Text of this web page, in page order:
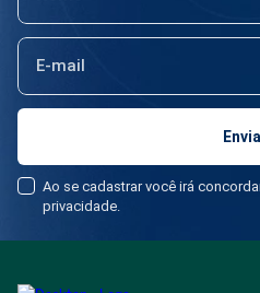
Ao se cadastrar você irá
privacidade.